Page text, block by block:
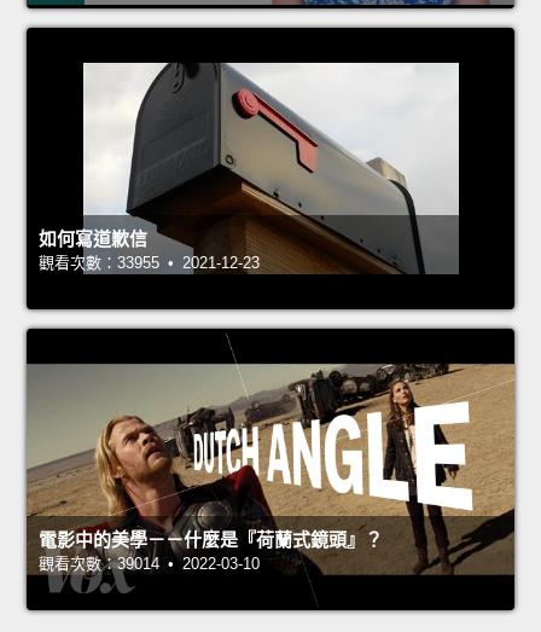
如何寫道歉信
觀看次數：33955 • 2021-12-23
電影中的美學－－什麼是『荷蘭式鏡頭』？
觀看次數：39014 • 2022-03-10